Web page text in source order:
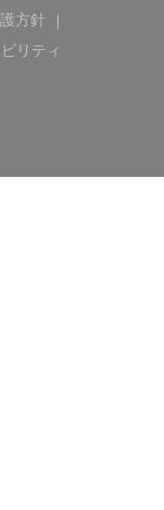
))開きます))
方針
((新しいウィンドウで開
開きます))
リティ
((新しいウィンドウで